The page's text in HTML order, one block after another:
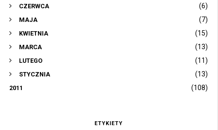
CZERWCA (6)
MAJA (7)
KWIETNIA (15)
MARCA (13)
LUTEGO (11)
STYCZNIA (13)
2011 (108)
ETYKIETY